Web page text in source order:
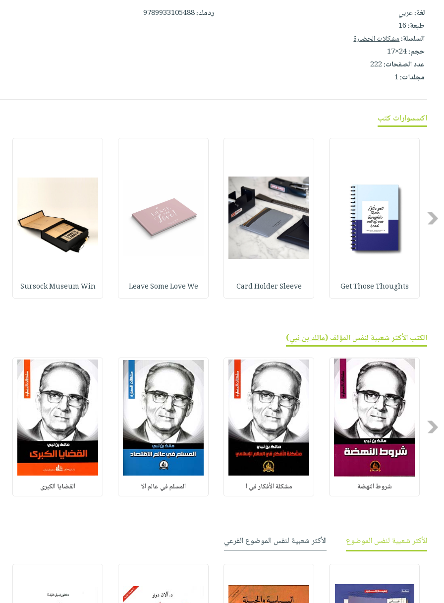
أطفال
مناسبات
فيديوهات
أسئلة
يتكرر
طرحها
خدمات
نيل
كتابك
تواصل
عربة
التسوق
نشرة
الإصدارات
لغة:عربي
طبعة:16
السلسلة:مشكلات الحضارة
حجم:24×17
عدد الصفحات:222
مجلدات:1
ردمك:9789933105488
اكسسوارات كتب
Previous
Get Those Thoughts
Card Holder Sleeve
Leave Some Love We
Sursock Museum Win
الكتب الأكثر شعبية لنفس المؤلف (مالك بن نبي)
Previous
شروط النهضة مشكلة الأفكار في ا المسلم في عالم الا القضايا الكبرى
الأكثر شعبية لنفس الموضوع الأكثر شعبية لنفس الموضوع الفرعي